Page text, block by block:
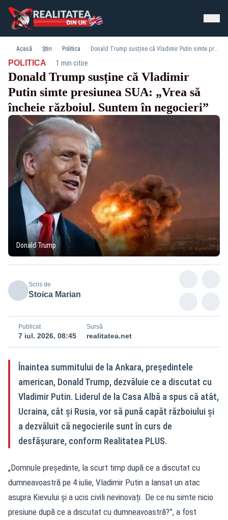
Acasă Știri Politica Donald Trump susține că Vladimir Putin simte presiunea SUA: „Vrea să încheie războiul. Suntem în negocieri”
POLITICA· 1 min citire
Donald Trump susține că Vladimir
Putin simte presiunea SUA: „Vrea să
încheie războiul. Suntem în negocieri”
Donald Trump
Scris de
Stoica Marian
Publicat
7 iul. 2026, 08:45
Sursă
realitatea.net
Înaintea summitului de la Ankara, președintele
american, Donald Trump, dezvăluie ce a discutat cu
Vladimir Putin. Liderul de la Casa Albă a spus că atât,
Ucraina, cât și Rusia, vor să pună capăt războiului și
a dezvăluit că negocierile sunt în curs de
desfășurare, conform Realitatea PLUS.
„Domnule președinte, la scurt timp după ce a discutat cu
dumneavoastră pe 4 iulie, Vladimir Putin a lansat un atac
asupra Kievului și a ucis civili nevinovați. De ce nu simte nicio
presiune după ce a discutat cu dumneavoastră?”, a fost